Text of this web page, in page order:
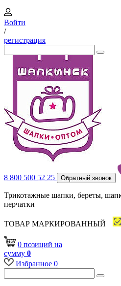
Войти
/
регистрация
8 800 500 52 25 Обратный звонок
Трикотажные шапки, береты,
перчатки
ТОВАР МАРКИРОВАННЫЙ
0 позиций на
сумму 0
Избранное 0